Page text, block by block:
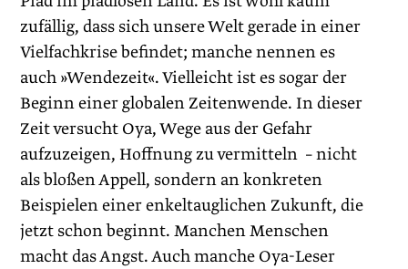
zufällig, dass sich unsere Welt gerade in einer
Vielfachkrise befindet; manche nennen es
auch »Wendezeit«. Vielleicht ist es sogar der
Beginn einer globalen Zeitenwende. In dieser
Zeit versucht Oya, Wege aus der Gefahr
aufzuzeigen, Hoffnung zu vermitteln – nicht
als bloßen Appell, sondern an konkreten
Beispielen einer enkeltauglichen Zukunft, die
jetzt schon beginnt. Manchen Menschen
macht das Angst. Auch manche Oya-Leser